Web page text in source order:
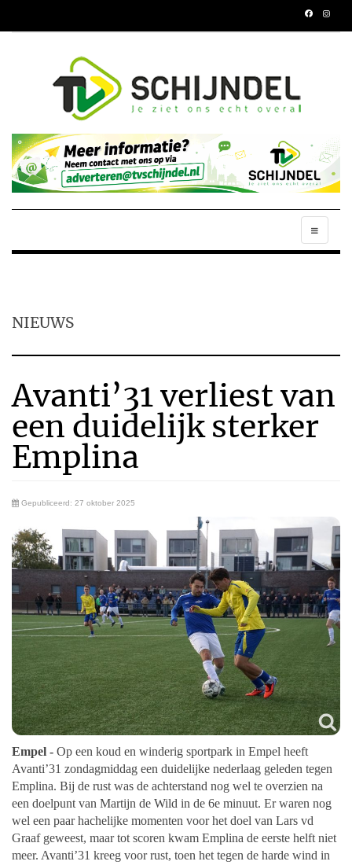
NIEUWS
Avanti’31 verliest van
een duidelijk sterker
Emplina
Gepubliceerd: 27 oktober 2025
Empel - Op een koud en winderig sportpark in Empel heeft
Avanti’31 zondagmiddag een duidelijke nederlaag geleden tegen
Emplina. Bij de rust was de achterstand nog wel te overzien na
een doelpunt van Martijn de Wild in de 6e minuut. Er waren nog
wel een paar hachelijke momenten voor het doel van Lars vd
Graaf geweest, maar tot scoren kwam Emplina de eerste helft niet
meer. Avanti’31 kreeg voor rust, toen het tegen de harde wind in